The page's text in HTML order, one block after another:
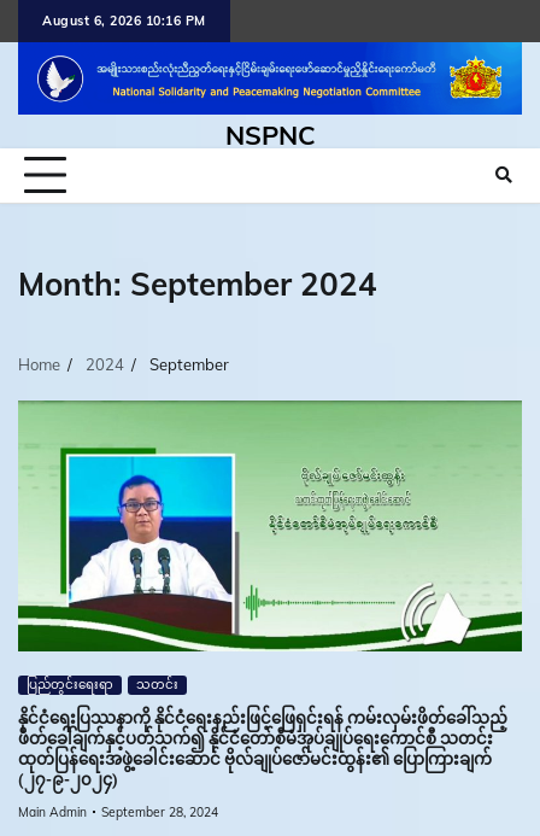
content
August 6, 2026 10:16 PM
NSPNC
Month: September 2024
Home 2024 September
ပြည်တွင်းရေးရာ သတင်း
နိုင်ငံရေးပြဿနာကို နိုင်ငံရေးနည်းဖြင့်ဖြေရှင်းရန် ကမ်းလှမ်းဖိတ်ခေါ်သည့်
ဖိတ်ခေါ်ချက်နှင့်ပတ်သက်၍ နိုင်ငံတော်စီမံအုပ်ချုပ်ရေးကောင်စီ သတင်း
ထုတ်ပြန်ရေးအဖွဲ့ခေါင်းဆောင် ဗိုလ်ချုပ်ဇော်မင်းထွန်း၏ ပြောကြားချက်
(၂၇-၉-၂၀၂၄)
Main Admin September 28, 2024